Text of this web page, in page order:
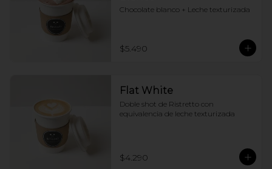
Chocolate blanco + Leche texturizada
$5.490
Flat White
Doble shot de Ristretto con
equivalencia de leche texturizada
$4.290